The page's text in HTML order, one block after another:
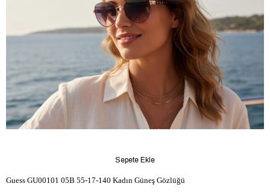
Guess GU00101 05B 55-17-140 Kadın Güneş Gözlüğü
Sepete Ekle